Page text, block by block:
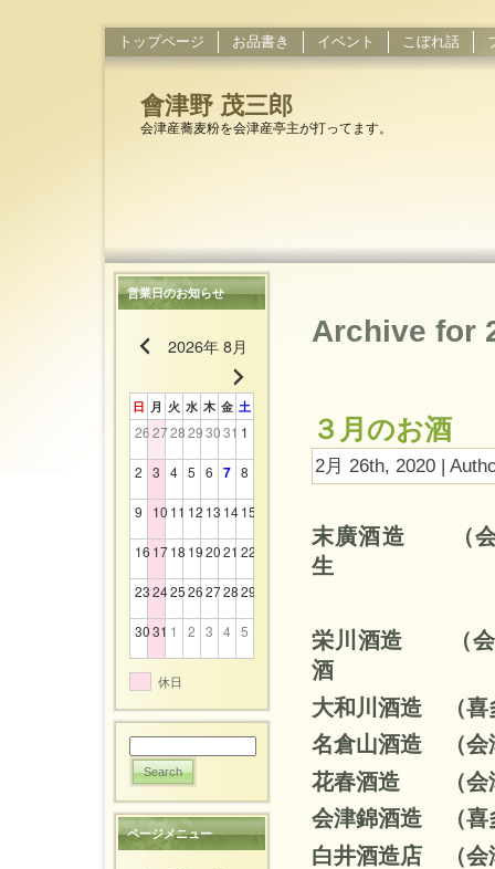
トップページ お品書き イベント こぼれ話
會津野 茂三郎
会津産蕎麦粉を会津産亭主が打ってます。
営業日のお知らせ
2026年 8月
日 月 火 水 木 金 土
262728293031 1
2 3 4 5 6 7 8
9 10 11 12 13 1415
16 1718 192021 22
23242526272829
3031 1 2 3 4 5
休日
ページメニュー
Archive for
３月のお酒
2月 26th, 2020 |
末廣酒造 （
生
栄川酒造 （会
酒
大和川酒造
名倉山酒造 （
花春酒造 （会
会津錦酒造 （
白井酒造店 （